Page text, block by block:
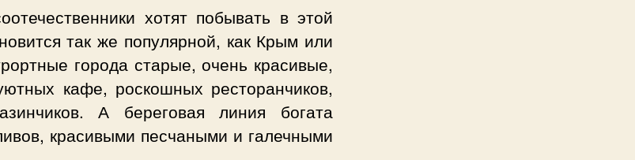
хотят побывать в этой
так же популярной, как Крым или
города старые, очень красивые,
кафе, роскошных ресторанчиков,
А береговая линия богата
красивыми песчаными и галечными